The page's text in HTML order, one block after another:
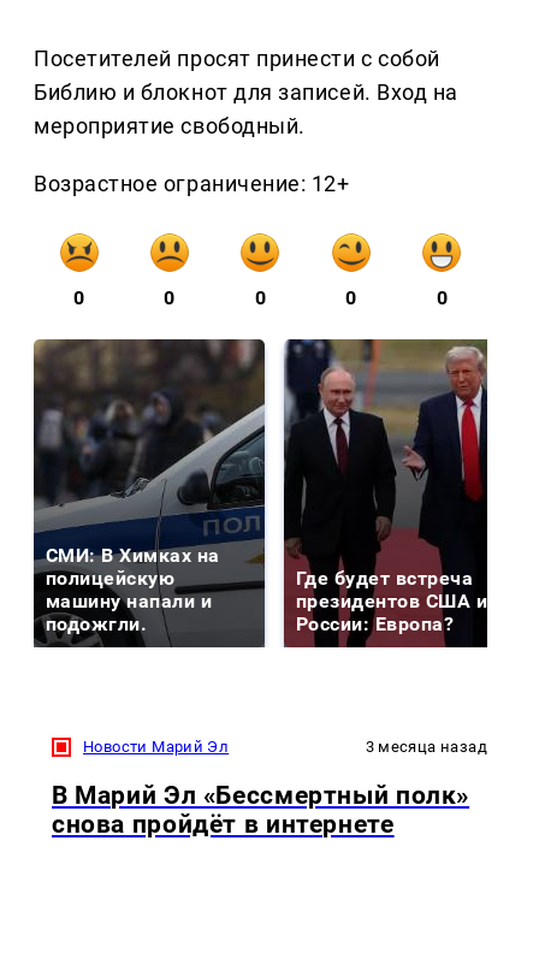
Посетителей просят принести с собой
Библию и блокнот для записей. Вход на
мероприятие свободный.
Возрастное ограничение: 12+
0 0 0 0 0
СМИ: В Химках на
полицейскую
машину напали и
подожгли.
Где будет встреча
президентов США и
России: Европа?
Новости Марий Эл 3 месяца назад
В Марий Эл «Бессмертный полк»
снова пройдёт в интернете